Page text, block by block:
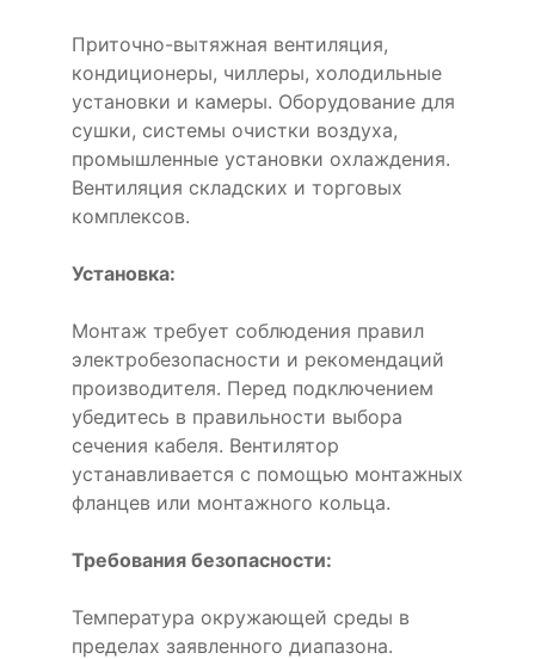
Приточно-вытяжная вентиляция,
кондиционеры, чиллеры, холодильные
установки и камеры. Оборудование для
сушки, системы очистки воздуха,
промышленные установки охлаждения.
Вентиляция складских и торговых
комплексов.
Установка:
Монтаж требует соблюдения правил
электробезопасности и рекомендаций
производителя. Перед подключением
убедитесь в правильности выбора
сечения кабеля. Вентилятор
устанавливается с помощью монтажных
фланцев или монтажного кольца.
Требования безопасности:
Температура окружающей среды в
пределах заявленного диапазона.